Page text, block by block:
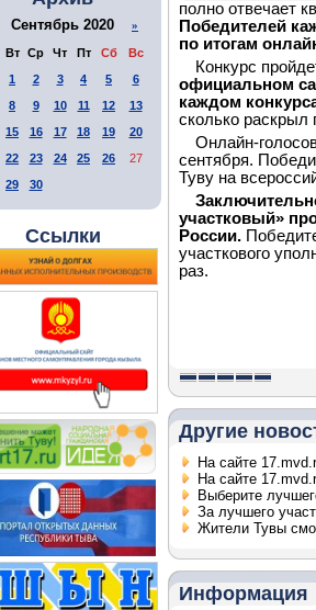
Сентябрь 2020 »
Вт Ср Чт Пт Сб
Вс
1
2 3 4 5
6
8 9 10 11 12
13
15 16 17 18 19
20
22 23 24 25 26
27
29 30
Ссылки
полно отвечает
Победителей
по итогам
Конкурс
официальном
каждом
сколько раскрыл
Онлайн-
сентября.
Туву на
участковый»
России.
участкового
раз.
Другие
На сайте
На сайте
Выберите
За лучшего
Жители Тувы
Информация